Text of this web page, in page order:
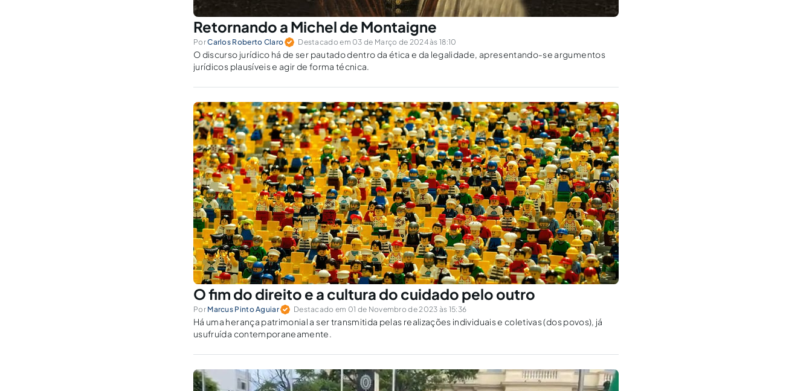
Retornando a Michel de Montaigne
PorCarlos Roberto Claro Destacado em 03 de Março de 2024 às 18:10
O discurso jurídico há de ser pautado dentro da ética e da legalidade, apresentando-se argumentos
jurídicos plausíveis e agir de forma técnica.
O fim do direito e a cultura do cuidado pelo outro
Por Marcus Pinto Aguiar Destacado em 01 de Novembro de 2023 às 15:36
Há uma herança patrimonial a ser transmitida pelas realizações individuais e coletivas (dos povos), já
usufruída contemporaneamente.